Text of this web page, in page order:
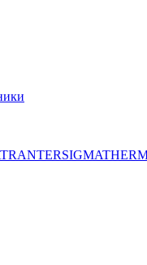
TRANTERSIGMA